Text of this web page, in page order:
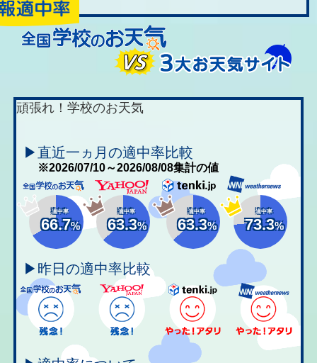
頑張れ！学校のお天気
▶直近一ヵ月の適中率比較
※2026/07/10～2026/08/08集計の値
適中率
66.7%
適中率
63.3%
適中率
63.3%
適中率
73.3%
▶昨日の適中率比較